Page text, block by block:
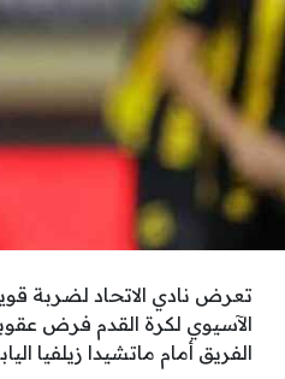
تعرض نادي الاتحاد لضربة
الآسيوي لكرة القدم فرض
الفريق أمام ماتشيدا زيلفيا